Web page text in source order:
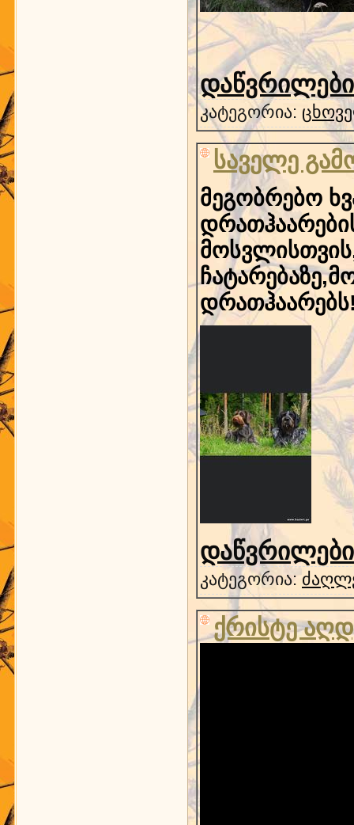
კატეგორია:
საველე
მეგობრებო
კატეგორია:
ქრისტე